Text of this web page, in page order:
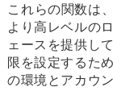
これらの関数は
より高レベルの
ェースを提供し
限を設定するた
の環境とアカウ